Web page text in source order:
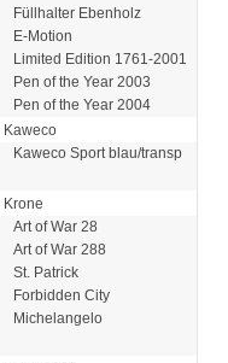
Füllhalter Ebenholz
E-Motion
Limited Edition 1761-2001
Pen of the Year 2003
Pen of the Year 2004
Kaweco
Kaweco Sport blau/transp
Krone
Art of War 28
Art of War 288
St. Patrick
Forbidden City
Michelangelo